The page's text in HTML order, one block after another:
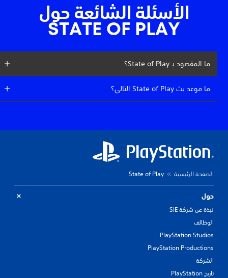
الأسئلة الشائعة حول
STATE OF PLAY
ما المقصود بـ State of Play؟
ما موعد بث State of Play التالي؟
الصفحة الرئيسية State of Play
حول
نبذة عن شركة SIE
الوظائف
PlayStation Studios
PlayStation Productions
الشركة
تاريخ PlayStation